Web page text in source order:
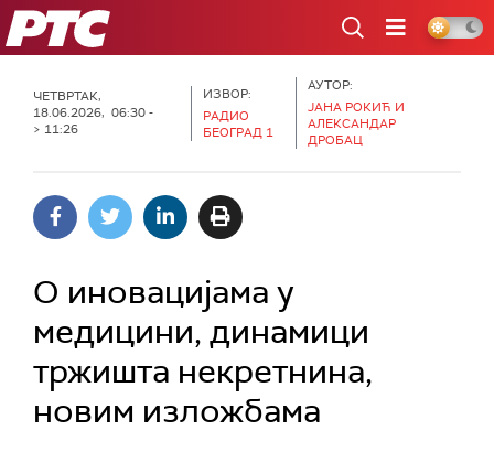
РТС
ЧЕТВРТАК,
18.06.2026, 06:30 -
> 11:26
ИЗВОР:
РАДИО
БЕОГРАД 1
АУТОР:
ЈАНА РОКИЋ И
АЛЕКСАНДАР
ДРОБАЦ
О иновацијама у
медицини, динамици
тржишта некретнина,
новим изложбама